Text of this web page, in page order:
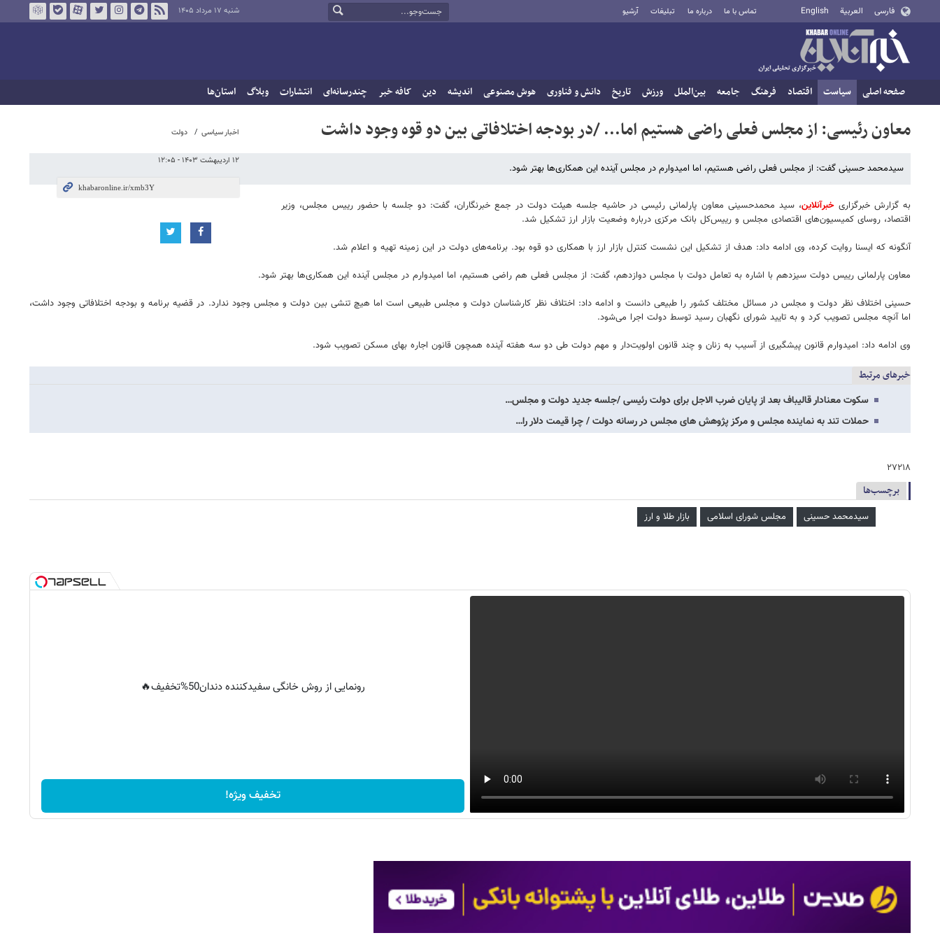
فارسی العربية English تماس با ما درباره ما تبلیغات آرشیو شنبه ۱۷ مرداد ۱۴۰۵
صفحه اصلی سیاست اقتصاد فرهنگ جامعه بین‌الملل ورزش تاریخ دانش و فناوری هوش مصنوعی اندیشه دین کافه خبر چندرسانه‌ای انتشارات وبلاگ استان‌ها
اخبار سیاسی دولت
۱۲ اردیبهشت ۱۴۰۳ - ۱۲:۰۵
معاون رئیسی: از مجلس فعلی راضی هستیم اما... /در بودجه اختلافاتی بین دو قوه وجود داشت
سیدمحمد حسینی گفت: از مجلس فعلی راضی هستیم، اما امیدوارم در مجلس آینده این همکاری‌ها بهتر شود.
به گزارش خبرگزاریخبرآنلاین، سید محمدحسینی معاون پارلمانی رئیسی در حاشیه جلسه هیئت دولت در جمع خبرنگاران، گفت: دو جلسه با حضور رییس مجلس، وزیر
اقتصاد، روسای کمیسیون‌های اقتصادی مجلس و رییس‌کل بانک مرکزی درباره وضعیت بازار ارز تشکیل شد.
آنگونه که ایسنا روایت کرده، وی ادامه داد: هدف از تشکیل این نشست کنترل بازار ارز با همکاری دو قوه بود. برنامه‌های دولت در این زمینه تهیه و اعلام شد.
معاون پارلمانی رییس‌ دولت سیزدهم با اشاره به تعامل دولت با مجلس دوازدهم، گفت: از مجلس فعلی هم راضی هستیم، اما امیدوارم در مجلس آینده این همکاری‌ها بهتر شود.
حسینی اختلاف نظر دولت و مجلس در مسائل مختلف کشور را طبیعی دانست و ادامه داد: اختلاف نظر کارشناسان دولت و مجلس طبیعی است اما هیچ تنشی بین دولت و مجلس وجود ندارد. در قضیه برنامه و بودجه اختلافاتی وجود داشت،
اما آنچه مجلس تصویب کرد و به تایید شورای نگهبان رسید توسط دولت اجرا می‌شود.
وی ادامه داد: امیدوارم قانون پیشگیری از آسیب به زنان و چند قانون اولویت‌دار و مهم دولت طی دو سه هفته آینده همچون قانون اجاره بهای مسکن تصویب شود.
خبرهای مرتبط
سکوت معنادار قالیباف بعد از پایان ضرب الاجل برای دولت رئیسی /جلسه جدید دولت و مجلس…
حملات تند به نماینده مجلس و مرکز پژوهش های مجلس در رسانه دولت / چرا قیمت دلار را…
۲۷۲۱۸
برچسب‌ها
سیدمحمد حسینی مجلس شورای اسلامی بازار طلا و ارز
رونمایی از روش خانگی سفیدکننده دندان50%تخفیف🔥
تخفیف ویژه!